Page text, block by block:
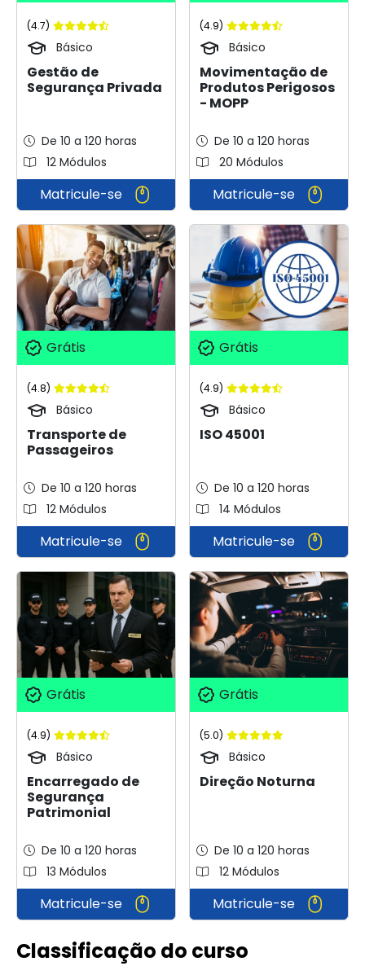
(4.7)
Básico
Gestão de
Segurança Privada
De 10 a 120 horas
12 Módulos
Matricule-se
(4.9)
Básico
Movimentação de
Produtos Perigosos
- MOPP
De 10 a 120 horas
20 Módulos
Matricule-se
Grátis
(4.8)
Básico
Transporte de
Passageiros
De 10 a 120 horas
12 Módulos
Matricule-se
Grátis
(4.9)
Básico
ISO 45001
De 10 a 120 horas
14 Módulos
Matricule-se
Grátis
(4.9)
Básico
Encarregado de
Segurança
Patrimonial
De 10 a 120 horas
13 Módulos
Matricule-se
Grátis
(5.0)
Básico
Direção Noturna
De 10 a 120 horas
12 Módulos
Matricule-se
Classificação do curso